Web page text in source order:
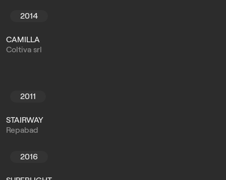
2014
CAMILLA
Coltiva srl
2011
STAIRWAY
Repabad
2016